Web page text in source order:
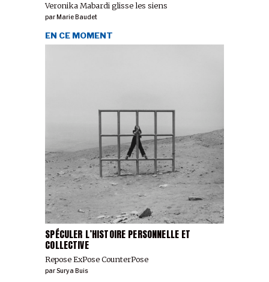
Veronika Mabardi glisse les siens
par Marie Baudet
SPÉCULER L’HISTOIRE PERSONNELLE ET
COLLECTIVE
Repose ExPose CounterPose
EN CE MOMENT
parSurya Buis